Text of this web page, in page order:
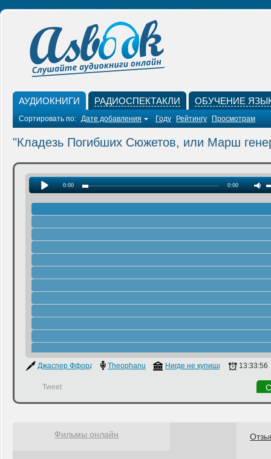
АУДИОКНИГИ РАДИОСПЕКТАКЛИ ОБУЧЕНИЕ
Сортировать по: Дате добавления Году Рейтингу Просмотрам
"Кладезь Погибших Сюжетов, или Марш
0:00 0:00
Джаспер Ффорде Theophanu Нигде не купишь 13:33:56
Tweet
Фильмы онлайн